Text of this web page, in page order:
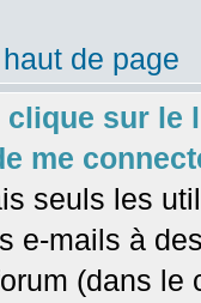
de page
clique sur le
me
seuls les
e-mails à
(dans le